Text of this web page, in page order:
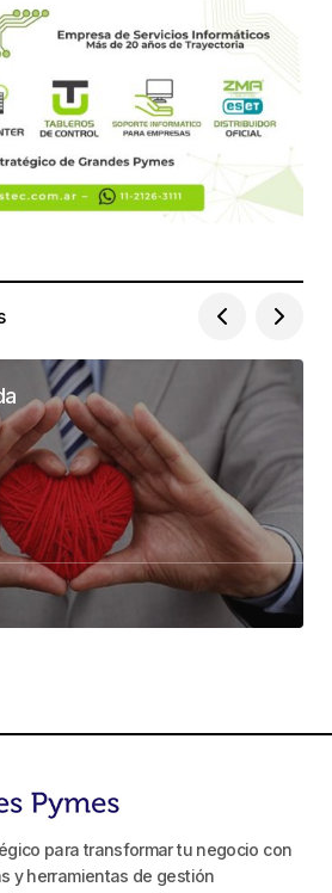
para transformar tu negocio con
y herramientas de gestión